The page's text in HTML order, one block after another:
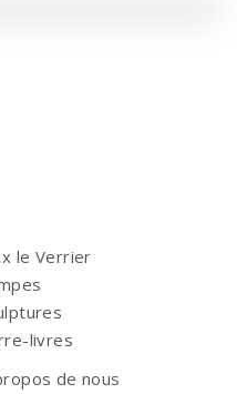
le Verrier
livres
de nous